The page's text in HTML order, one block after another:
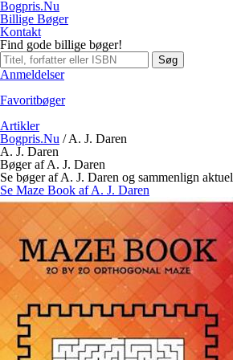
Bogpris.Nu
Billige Bøger
Kontakt
Find gode billige bøger!
Søg
Anmeldelser
Favoritbøger
Artikler
Bogpris.Nu /A. J. Daren
A. J. Daren
Bøger af A. J. Daren
Se bøger af A. J. Daren og sammenlign
Se Maze Book af A. J. Daren